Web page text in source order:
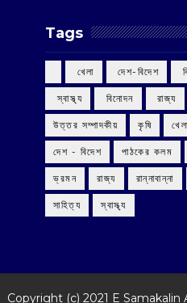
Tags
‌ খেলা ‌ দেশ-বিদেশ
‌ স্বাস্থ্য ‌ বিনোদন ‌ রাজ্য
উত্তর সম্পাদকীয় কৃষি
দেশ - বিদেশ পাঠকের কলম
ভ্রমন রাজ্য রান্নাবান্না
সাহিত্য স্বাস্থ্য
Copyright (c) 2021 E Samakalin